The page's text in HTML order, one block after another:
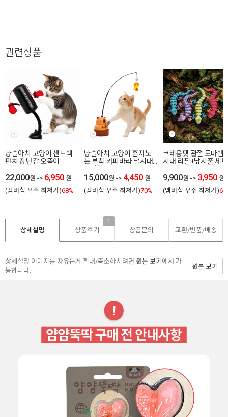
관련상품
냥슬아치 고양이 샌드백
펀치 장난감 오뚝이
22,000원 -> 6,950 원
(멤버십 우주 최저가)68%
냥슬아치 고양이 혼자노
는 부착 카피바라 낚시대
15,000원 -> 4,450 원
(멤버십 우주 최저가)70%
크레용펫 관절 도마뱀
시대 리필+낚시줄 세트
9,900원 -> 3,950 원
(멤버십 우주 최저가)
상세설명 상품후기
1
상품문의 교환/반품/배송
상세설명 이미지를 자유롭게 확대/축소하시려면 원본 보기 에서 가
능합니다.
원본 보기